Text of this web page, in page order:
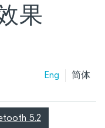
果
Eng 简体
5.2